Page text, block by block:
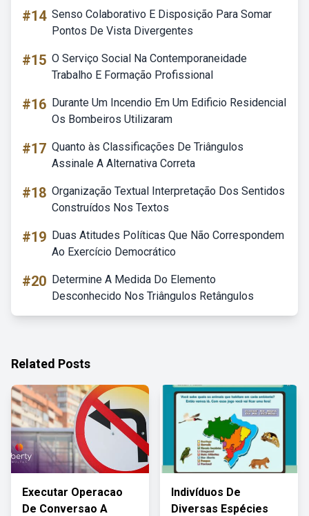
#14 Senso Colaborativo E Disposição Para Somar
Pontos De Vista Divergentes
#15 O Serviço Social Na Contemporaneidade
Trabalho E Formação Profissional
#16 Durante Um Incendio Em Um Edificio Residencial
Os Bombeiros Utilizaram
#17 Quanto às Classificações De Triângulos
Assinale A Alternativa Correta
#18 Organização Textual Interpretação Dos Sentidos
Construídos Nos Textos
#19 Duas Atitudes Políticas Que Não Correspondem
Ao Exercício Democrático
#20 Determine A Medida Do Elemento
Desconhecido Nos Triângulos Retângulos
Related Posts
Executar Operacao
De Conversao A
Indivíduos De
Diversas Espécies